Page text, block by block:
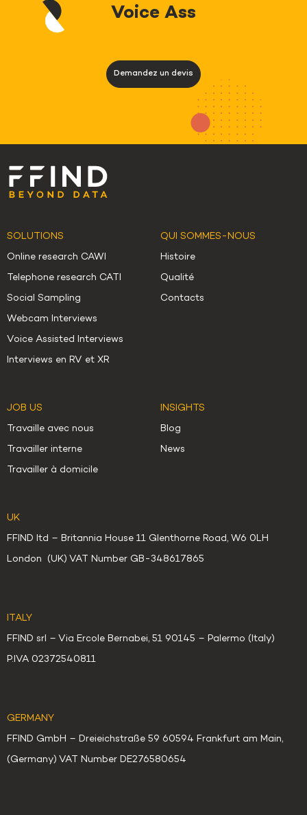
Voice Assisted Interview
Demandez un devis
SOLUTIONS
Online research CAWI
Telephone research CATI
Social Sampling
Webcam Interviews
Voice Assisted Interviews
Interviews en RV et XR
QUI SOMMES-NOUS
Histoire
Qualité
Contacts
JOB US
Travaille avec nous
Travailler interne
Travailler à domicile
INSIGHTS
Blog
News
UK
FFIND ltd – Britannia House 11 Glenthorne Road, W6 0LH
London (UK) VAT Number GB-348617865
ITALY
FFIND srl – Via Ercole Bernabei, 51 90145 – Palermo (Italy)
P.IVA 02372540811
GERMANY
FFIND GmbH – Dreieichstraße 59 60594 Frankfurt am Main,
(Germany) VAT Number DE276580654